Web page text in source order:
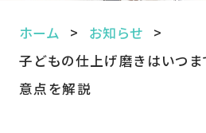
ホーム
お知らせ
子どもの仕上げ磨きはいつ
意点を解説